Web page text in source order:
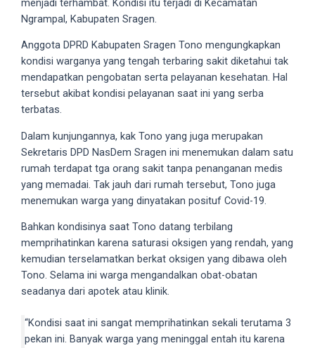
formats.
Every
porn
video
you
upload
processed
working
days.
You
can
Ngrampal, Kabupaten Sragen.
Anggota DPRD Kabupaten Sragen Tono mengungkapkan
kondisi warganya yang tengah terbaring sakit diketahui tak
mendapatkan pengobatan serta pelayanan kesehatan. Hal
tersebut akibat kondisi pelayanan saat ini yang serba
terbatas.
Dalam kunjungannya, kak Tono yang juga merupakan
Sekretaris DPD NasDem Sragen ini menemukan dalam satu
rumah terdapat tga orang sakit tanpa penanganan medis
yang memadai. Tak jauh dari rumah tersebut, Tono juga
menemukan warga yang dinyatakan posituf Covid-19.
Bahkan kondisinya saat Tono datang terbilang
memprihatinkan karena saturasi oksigen yang rendah, yang
kemudian terselamatkan berkat oksigen yang dibawa oleh
Tono. Selama ini warga mengandalkan obat-obatan
seadanya dari apotek atau klinik.
“Kondisi saat ini sangat memprihatinkan sekali terutama 3
pekan ini. Banyak warga yang meninggal entah itu karena